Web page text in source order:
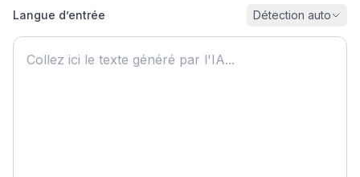
Langue d’entrée Détection auto